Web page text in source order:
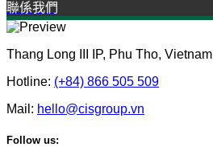
聯係我們
Thang Long III IP, Phu Tho, Vietnam
Hotline: (+84) 866 505 509
Mail: hello@cisgroup.vn
Follow us: